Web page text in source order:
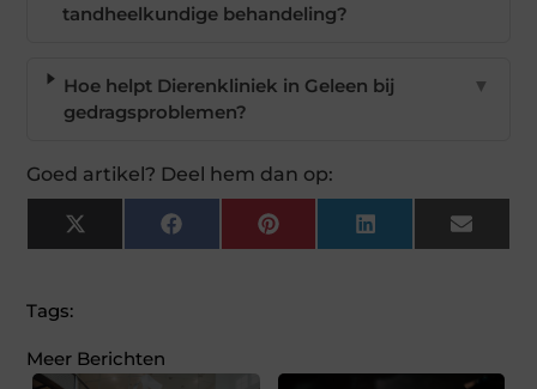
tandheelkundige behandeling?
Hoe helpt Dierenkliniek in Geleen bij
gedragsproblemen?
▼
Goed artikel? Deel hem dan op:
X
(Twitter)
FacebookPinterest LinkedIn Email
Tags:
Meer Berichten